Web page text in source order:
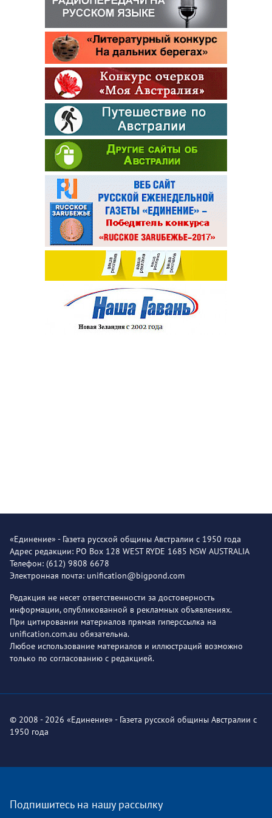
«Единение» - Газета русской общины Австралии с 1950 года
Адрес редакции: PO Box 128 WEST RYDE 1685 NSW AUSTRALIA
Телефон: (612) 9808 6678
Электронная почта: unification@bigpond.com
Редакция не несет ответственности за достоверность
информации, опубликованной в рекламных объявлениях.
При цитировании материалов прямая гиперссылка на
unification.com.au обязательна.
Любое использование материалов и иллюстраций возможно
только по согласованию с редакцией.
© 2008 - 2026 «Единение» - Газета русской общины Австралии с
1950 года
Подпишитесь на нашу рассылку